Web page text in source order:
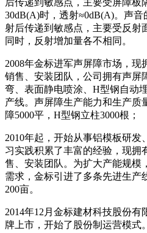
30dB(A)时，透射≈0dB(A)。声
射后传递到敏感点，主要受反射
同时，反射增加量各不相同。
2008年金标进军声屏障市场，现
销售、安装团队，公司拥有声屏
弯、表面静电喷涂、H型钢自动
产线。声屏障生产能力和生产质
障5000平，H型钢立柱3000根；
2010年起，开始从事铝模板研
习实践积累了丰富的经验，现拥
售、安装团队。为扩大产能规模
需求，金标引进了多条先进生产
200亩。
2014年12月金标建材科技股份
牌上市，开始了股份制运营模式。